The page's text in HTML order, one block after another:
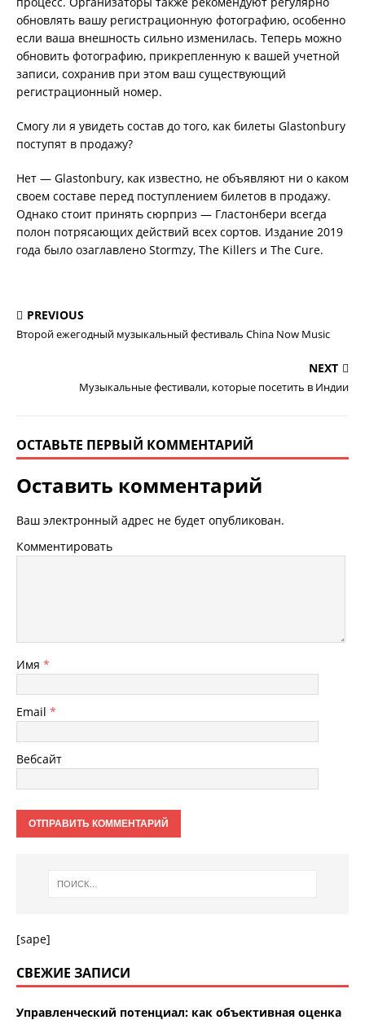
обновлять вашу регистрационную фотографию, особенно
если ваша внешность сильно изменилась. Теперь можно
обновить фотографию, прикрепленную к вашей учетной
записи, сохранив при этом ваш существующий
регистрационный номер.
Смогу ли я увидеть состав до того, как билеты Glastonbury
поступят в продажу?
Нет — Glastonbury, как известно, не объявляют ни о каком
своем составе перед поступлением билетов в продажу.
Однако стоит принять сюрприз — Гластонбери всегда
полон потрясающих действий всех сортов. Издание 2019
года было озаглавлено Stormzy, The Killers и The Cure.
PREVIOUS
Второй ежегодный музыкальный фестиваль China Now Music
NEXT
Музыкальные фестивали, которые посетить в Индии
ОСТАВЬТЕ ПЕРВЫЙ КОММЕНТАРИЙ
Оставить комментарий
Ваш электронный адрес не будет опубликован.
Комментировать
Имя *
Email *
Вебсайт
[sape]
СВЕЖИЕ ЗАПИСИ
Управленческий потенциал: как объективная оценка